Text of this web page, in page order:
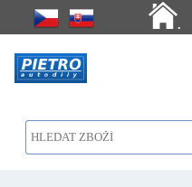
.